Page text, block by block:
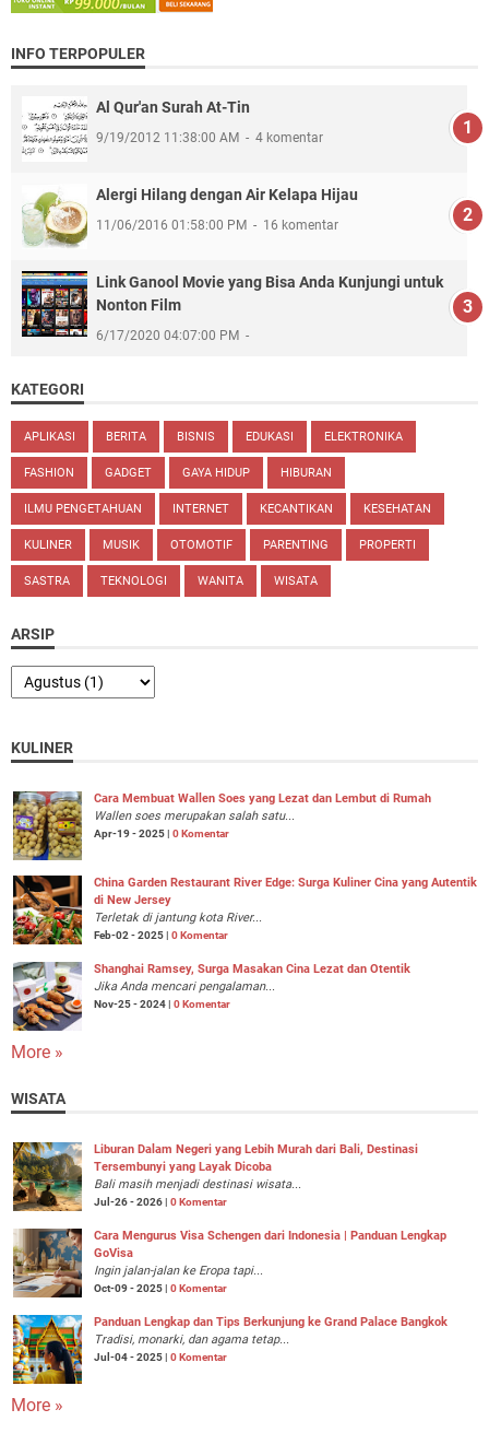
INFO TERPOPULER
Al Qur'an Surah At-Tin
9/19/2012 11:38:00 AM 4 komentar
Alergi Hilang dengan Air Kelapa Hijau
11/06/2016 01:58:00 PM 16 komentar
Link Ganool Movie yang Bisa Anda Kunjungi untuk
Nonton Film
6/17/2020 04:07:00 PM
KATEGORI
APLIKASI BERITA BISNIS EDUKASI ELEKTRONIKA
FASHION GADGET GAYA HIDUP HIBURAN
ILMU PENGETAHUAN INTERNET KECANTIKAN KESEHATAN
KULINER MUSIK OTOMOTIF PARENTING PROPERTI
SASTRA TEKNOLOGI WANITA WISATA
ARSIP
KULINER
Cara Membuat Wallen Soes yang Lezat dan Lembut di Rumah
Wallen soes merupakan salah satu...
Apr-19 - 2025 | 0 Komentar
China Garden Restaurant River Edge: Surga Kuliner Cina yang Autentik
di New Jersey
Terletak di jantung kota River...
Feb-02 - 2025 | 0 Komentar
Shanghai Ramsey, Surga Masakan Cina Lezat dan Otentik
Jika Anda mencari pengalaman...
Nov-25 - 2024 | 0 Komentar
More »
WISATA
Liburan Dalam Negeri yang Lebih Murah dari Bali, Destinasi
Tersembunyi yang Layak Dicoba
Bali masih menjadi destinasi wisata...
Jul-26 - 2026 | 0 Komentar
Cara Mengurus Visa Schengen dari Indonesia | Panduan Lengkap
GoVisa
Ingin jalan-jalan ke Eropa tapi...
Oct-09 - 2025 | 0 Komentar
Panduan Lengkap dan Tips Berkunjung ke Grand Palace Bangkok
Tradisi, monarki, dan agama tetap...
Jul-04 - 2025 | 0 Komentar
More »